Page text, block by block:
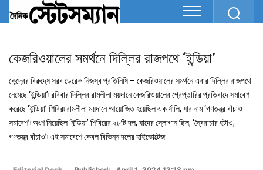
কেজরিওয়ালের সমর্থনে দিল্লির রাজপথে ‘ইন্ডিয়া’
কেন্দ্রের বিরুদ্ধে সরব ডেরেক নিজস্ব প্রতিনিধি – কেজরিওয়ালের সমর্থনে এবার দিল্লির রাজপথে
নেমেছে ‘ইন্ডিয়া’৷ রবিবার দিল্লির রামলীলা ময়দানে কেজরিওয়ালের গ্রেপ্তারির প্রতিবাদে সমাবেশ
করেছে ‘ইন্ডিয়া’ শিবির৷ রামলীলা ময়দানে আয়োজিত হয়েছিল এক র্যালি, যার নাম ‘গণতন্ত্র বাঁচাও
সমাবেশ’৷ অংশ নিয়েছিল ‘ইন্ডিয়া’ শিবিরের ২৮টি দল, যাদের স্লোগান ছিল, ‘স্বৈরাচার হটাও,
গণতন্ত্র বাঁচাও’৷ এই সমাবেশে কেবল বিভিন্ন দলের হাইভোল্টেজ